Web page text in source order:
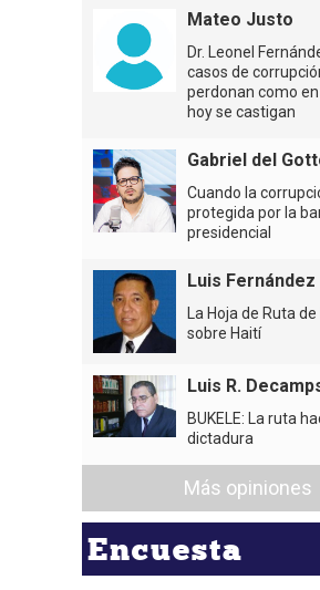
Mateo Justo
Dr. Leonel
casos de
perdonan como
hoy se castigan
Gabriel del
Cuando la
protegida por la
presidencial
Luis Fernández
La Hoja de Ruta
sobre Haití
Luis R.
BUKELE: La ruta
dictadura
Más opiniones
Encuesta